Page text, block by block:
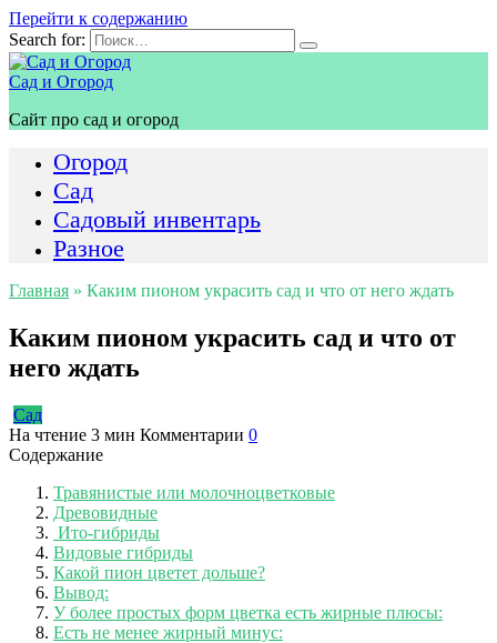
Перейти к содержанию
Search for:
Сад и Огород
Сайт про сад и огород
Огород
Сад
Садовый инвентарь
Разное
Главная » Каким пионом украсить сад и что от него ждать
Каким пионом украсить сад и что от
него ждать
Сад
На чтение 3 мин Комментарии 0
Содержание
Травянистые или молочноцветковые
Древовидные
Ито-гибриды
Видовые гибриды
Какой пион цветет дольше?
Вывод:
У более простых форм цветка есть жирные плюсы:
Есть не менее жирный минус: